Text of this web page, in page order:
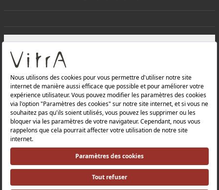
Produits
Politique de confidentialité et politique de protection des
Politique de qualité |
Politique de santé et de sécurité au travail |
Politique environnementale |
Politique énergétique |Relations avec les investisseurs |